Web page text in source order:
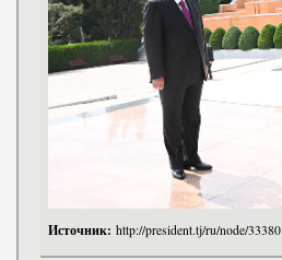
Источник: http://president.tj/ru/node/33380